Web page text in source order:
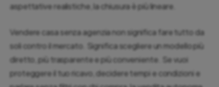
aspettative realistiche, la chiusura è più lineare.
Vendere casa senza agenzia non significa fare tutto da
soli contro il mercato. Significa scegliere un modello più
diretto, più trasparente e più conveniente. Se vuoi
proteggere il tuo ricavo, decidere tempi e condizioni e